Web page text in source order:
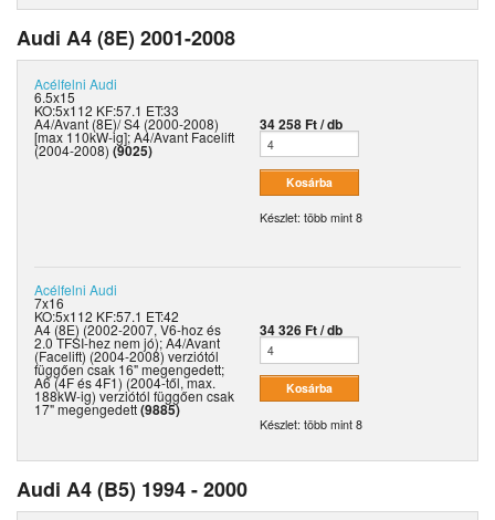
Audi A4 (8E) 2001-2008
Acélfelni Audi
6.5x15
KO:5x112 KF:57.1 ET:33
A4/Avant (8E)/ S4 (2000-2008)
[max 110kW-ig]; A4/Avant Facelift
(2004-2008) (9025)
34 258 Ft / db
Készlet: több mint 8
Acélfelni Audi
7x16
KO:5x112 KF:57.1 ET:42
A4 (8E) (2002-2007, V6-hoz és
2.0 TFSI-hez nem jó); A4/Avant
(Facelift) (2004-2008) verziótól
függően csak 16" megengedett;
A6 (4F és 4F1) (2004-től, max.
188kW-ig) verziótól függően csak
17" megengedett(9885)
34 326 Ft / db
Készlet: több mint 8
Audi A4 (B5) 1994 - 2000